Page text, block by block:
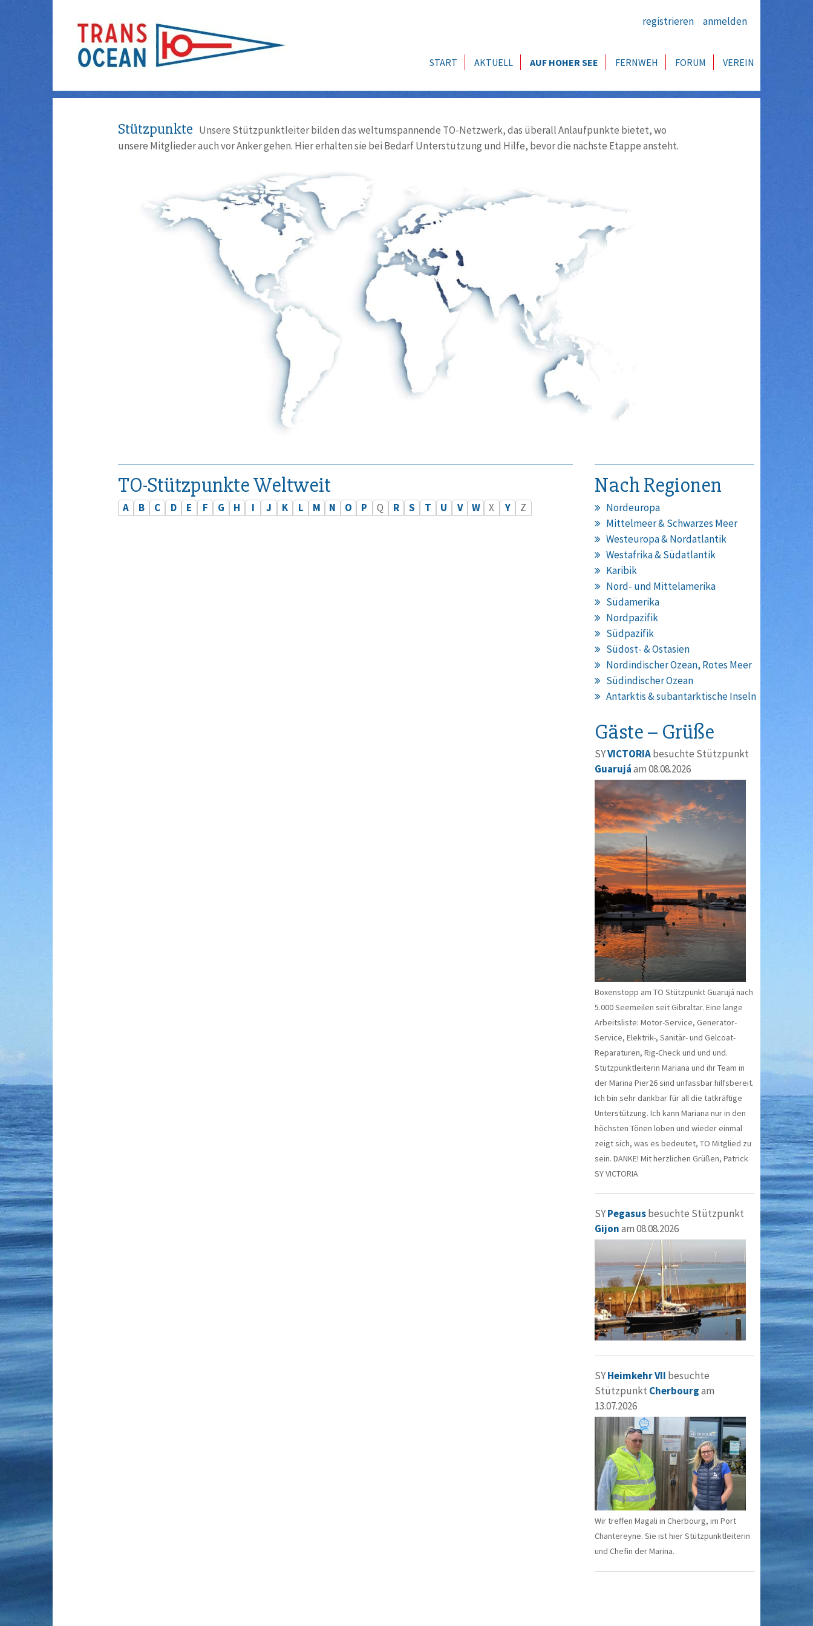
registrieren anmelden
START AKTUELL AUF HOHER SEE FERNWEH FORUM VEREIN
Stützpunkte Unsere Stützpunktleiter bilden das weltumspannende TO-Netzwerk, das überall Anlaufpunkte bietet, wo
unsere Mitglieder auch vor Anker gehen. Hier erhalten sie bei Bedarf Unterstützung und Hilfe, bevor die nächste Etappe ansteht.
TO-Stützpunkte Weltweit
A B C D E F G H I J K L M N O P Q R S T U V W X Y Z
Nach Regionen
Nordeuropa
Mittelmeer & Schwarzes Meer
Westeuropa & Nordatlantik
Westafrika & Südatlantik
Karibik
Nord- und Mittelamerika
Südamerika
Nordpazifik
Südpazifik
Südost- & Ostasien
Nordindischer Ozean, Rotes Meer
Südindischer Ozean
Antarktis & subantarktische Inseln
Gäste – Grüße
SYVICTORIAbesuchte Stützpunkt
Guarujáam 08.08.2026
Boxenstopp am TO Stützpunkt Guarujá nach
5.000 Seemeilen seit Gibraltar. Eine lange
Arbeitsliste: Motor-Service, Generator-
Service, Elektrik-, Sanitär- und Gelcoat-
Reparaturen, Rig-Check und und und.
Stützpunktleiterin Mariana und ihr Team in
der Marina Pier26 sind unfassbar hilfsbereit.
Ich bin sehr dankbar für all die tatkräftige
Unterstützung. Ich kann Mariana nur in den
höchsten Tönen loben und wieder einmal
zeigt sich, was es bedeutet, TO Mitglied zu
sein. DANKE! Mit herzlichen Grüßen, Patrick
SY VICTORIA
SYPegasusbesuchte Stützpunkt
Gijonam 08.08.2026
SYHeimkehr VII besuchte
Stützpunkt Cherbourgam
13.07.2026
Wir treffen Magali in Cherbourg, im Port
Chantereyne. Sie ist hier Stützpunktleiterin
und Chefin der Marina.